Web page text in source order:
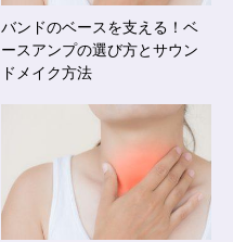
バンドのベースを支える！ベ
ースアンプの選び方とサウン
ドメイク方法